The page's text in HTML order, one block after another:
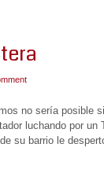
no sería posible
luchando por un
su barrio le